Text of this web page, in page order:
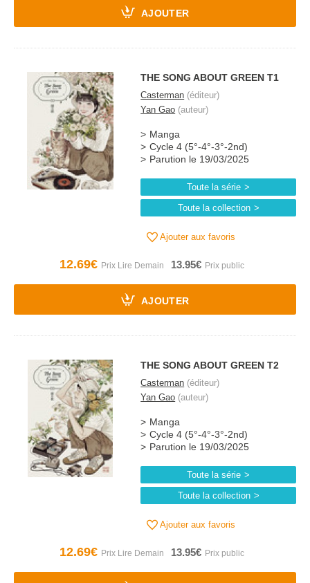
AJOUTER
THE SONG ABOUT GREEN T1
Casterman (éditeur)
Yan Gao (auteur)
Manga
Cycle 4 (5°-4°-3°-2nd)
Parution le 19/03/2025
Toute la série
Toute la collection
Ajouter aux favoris
12.69€ 13.95€
AJOUTER
THE SONG ABOUT GREEN T2
Casterman (éditeur)
Yan Gao (auteur)
Manga
Cycle 4 (5°-4°-3°-2nd)
Parution le 19/03/2025
Toute la série
Toute la collection
Ajouter aux favoris
12.69€ 13.95€